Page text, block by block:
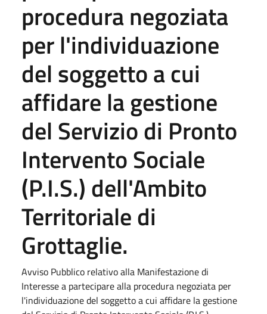
procedura negoziata
per l'individuazione
del soggetto a cui
affidare la gestione
del Servizio di Pronto
Intervento Sociale
(P.I.S.) dell'Ambito
Territoriale di
Grottaglie.
Avviso Pubblico relativo alla Manifestazione di
Interesse a partecipare alla procedura negoziata per
l'individuazione del soggetto a cui affidare la gestione